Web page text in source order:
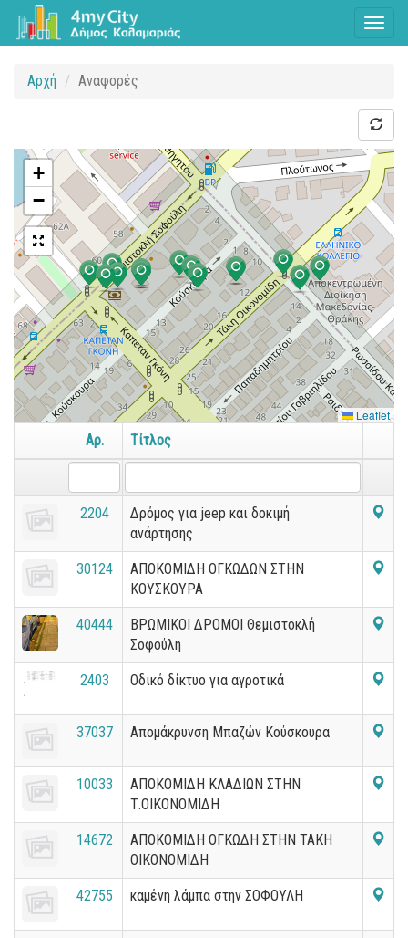
Αρχή Αναφορές
+
−
Leaflet
Αρ. Τίτλος
2204
Δρόμος για jeep και δοκιμή
ανάρτησης
30124
ΑΠΟΚΟΜΙΔΗ ΟΓΚΩΔΩΝ ΣΤΗΝ
ΚΟΥΣΚΟΥΡΑ
40444
ΒΡΩΜΙΚΟΙ ΔΡΟΜΟΙ Θεμιστοκλή
Σοφούλη
2403 Οδικό δίκτυο για αγροτικά
37037 Απομάκρυνση Μπαζών Κούσκουρα
10033
ΑΠΟΚΟΜΙΔΗ ΚΛΑΔΙΩΝ ΣΤΗΝ
Τ.ΟΙΚΟΝΟΜΙΔΗ
14672
ΑΠΟΚΟΜΙΔΗ ΟΓΚΩΔΗ ΣΤΗΝ ΤΑΚΗ
ΟΙΚΟΝΟΜΙΔΗ
42755 καμένη λάμπα στην ΣΟΦΟΥΛΗ